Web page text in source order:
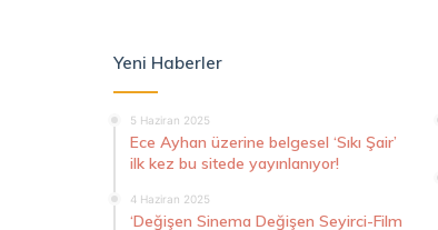
Yeni Haberler
5 Haziran 2025
Ece Ayhan üzerine belgesel ‘Sıkı Şair’
ilk kez bu sitede yayınlanıyor!
4 Haziran 2025
‘Değişen Sinema Değişen Seyirci-Film